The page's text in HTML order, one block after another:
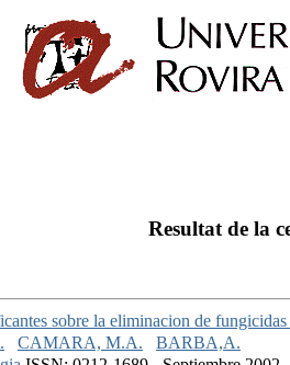
Resultat de la
sobre la eliminacion de
CAMARA, M.A.
BARBA,A.